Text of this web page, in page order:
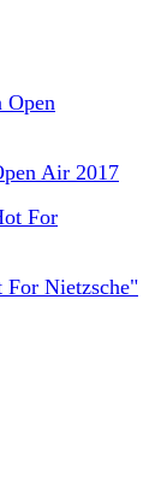
Air 2017
For Nietzsche"